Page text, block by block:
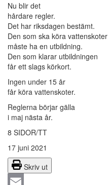
Nu blir det
hårdare regler.
Det har riksdagen bestämt.
Den som ska köra vattenskoter
måste ha en utbildning.
Den som klarar utbildningen
får ett slags körkort.
Ingen under 15 år
får köra vattenskoter.
Reglerna börjar gälla
i maj nästa år.
8 SIDOR/TT
17 juni 2021
Skriv ut